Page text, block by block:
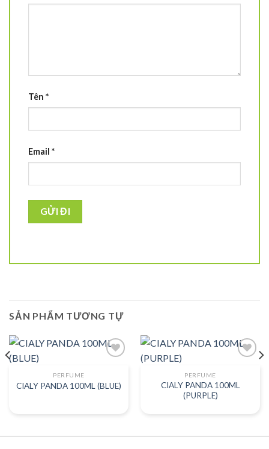
Tên *
Email *
SẢN PHẨM TƯƠNG TỰ
Add to
PERFUME
CIALY PANDA 100ML (BLUE)
PERFUME
CIALY PANDA 100ML
(PURPLE)